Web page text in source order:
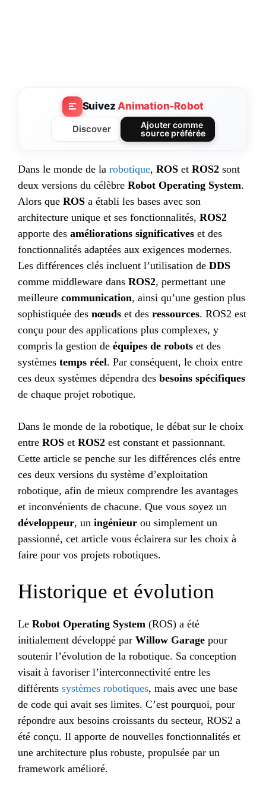
SuivezAnimation-Robot
Discover
Ajouter comme
source préférée
Dans le monde de la robotique, ROS et ROS2 sont
deux versions du célèbre Robot Operating System.
Alors que ROS a établi les bases avec son
architecture unique et ses fonctionnalités, ROS2
apporte des améliorations significatives et des
fonctionnalités adaptées aux exigences modernes.
Les différences clés incluent l’utilisation de DDS
comme middleware dans ROS2, permettant une
meilleure communication, ainsi qu’une gestion plus
sophistiquée des nœuds et des ressources. ROS2 est
conçu pour des applications plus complexes, y
compris la gestion de équipes de robots et des
systèmes temps réel. Par conséquent, le choix entre
ces deux systèmes dépendra des besoins spécifiques
de chaque projet robotique.
Dans le monde de la robotique, le débat sur le choix
entre ROS et ROS2 est constant et passionnant.
Cette article se penche sur les différences clés entre
ces deux versions du système d’exploitation
robotique, afin de mieux comprendre les avantages
et inconvénients de chacune. Que vous soyez un
développeur, un ingénieur ou simplement un
passionné, cet article vous éclairera sur les choix à
faire pour vos projets robotiques.
Historique et évolution
Le Robot Operating System (ROS) a été
initialement développé par Willow Garage pour
soutenir l’évolution de la robotique. Sa conception
visait à favoriser l’interconnectivité entre les
différents systèmes robotiques, mais avec une base
de code qui avait ses limites. C’est pourquoi, pour
répondre aux besoins croissants du secteur, ROS2 a
été conçu. Il apporte de nouvelles fonctionnalités et
une architecture plus robuste, propulsée par un
framework amélioré.